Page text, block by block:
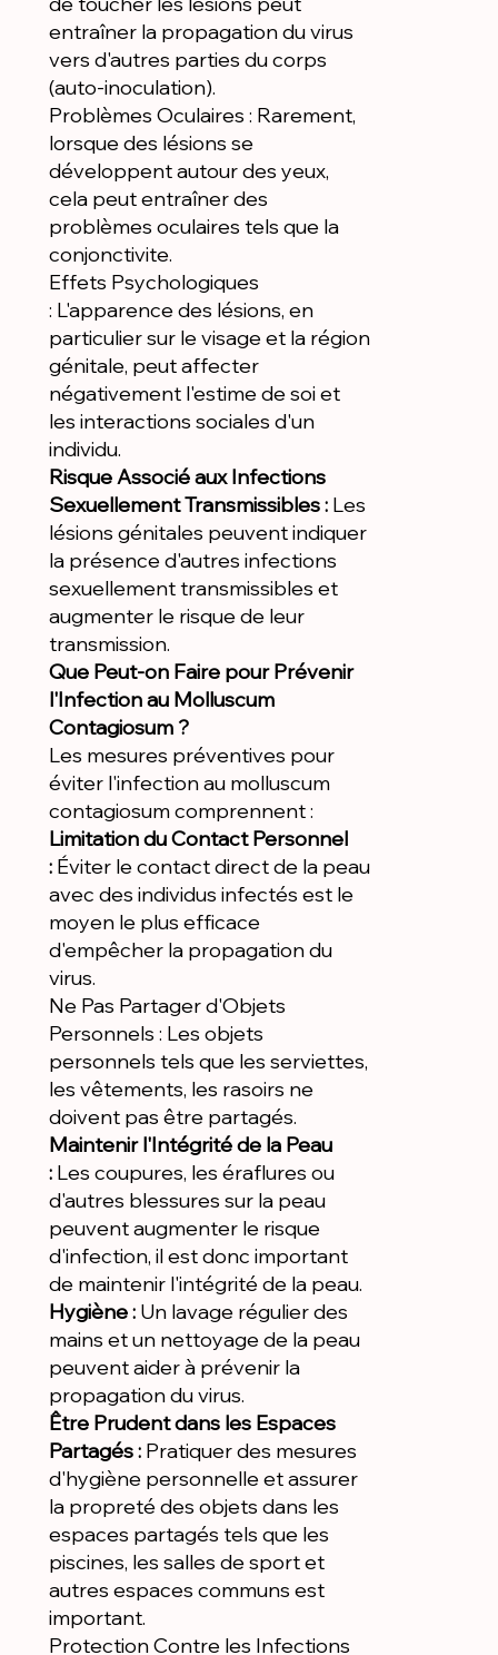
entraîner la propagation du virus
vers d'autres parties du corps
(auto-inoculation).
Problèmes Oculaires : Rarement,
lorsque des lésions se
développent autour des yeux,
cela peut entraîner des
problèmes oculaires tels que la
conjonctivite.
Effets Psychologiques
: L'apparence des lésions, en
particulier sur le visage et la région
génitale, peut affecter
négativement l'estime de soi et
les interactions sociales d'un
individu.
Risque Associé aux Infections
Sexuellement Transmissibles : Les
lésions génitales peuvent indiquer
la présence d'autres infections
sexuellement transmissibles et
augmenter le risque de leur
transmission.
Que Peut-on Faire pour Prévenir
l'Infection au Molluscum
Contagiosum ?
Les mesures préventives pour
éviter l'infection au molluscum
contagiosum comprennent :
Limitation du Contact Personnel
: Éviter le contact direct de la peau
avec des individus infectés est le
moyen le plus efficace
d'empêcher la propagation du
virus.
Ne Pas Partager d'Objets
Personnels : Les objets
personnels tels que les serviettes,
les vêtements, les rasoirs ne
doivent pas être partagés.
Maintenir l'Intégrité de la Peau
: Les coupures, les éraflures ou
d'autres blessures sur la peau
peuvent augmenter le risque
d'infection, il est donc important
de maintenir l'intégrité de la peau.
Hygiène : Un lavage régulier des
mains et un nettoyage de la peau
peuvent aider à prévenir la
propagation du virus.
Être Prudent dans les Espaces
Partagés : Pratiquer des mesures
d'hygiène personnelle et assurer
la propreté des objets dans les
espaces partagés tels que les
piscines, les salles de sport et
autres espaces communs est
important.
Protection Contre les Infections